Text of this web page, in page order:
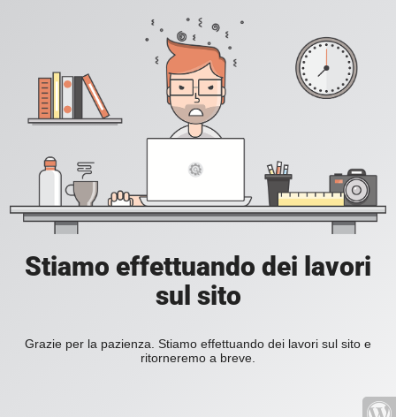
Stiamo effettuando dei lavori
sul sito
Grazie per la pazienza. Stiamo effettuando dei lavori sul sito e
ritorneremo a breve.